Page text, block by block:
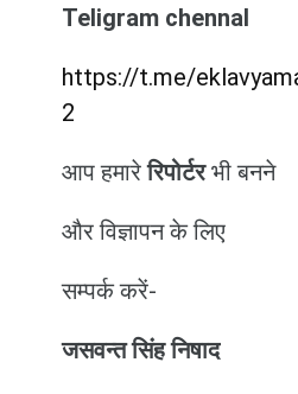
Teligram chennal
https://t.me/
2
आप हमारेरिपोर्टरभी बनने
और विज्ञापन के लिए
सम्पर्क करें-
जसवन्त सिंह निषाद